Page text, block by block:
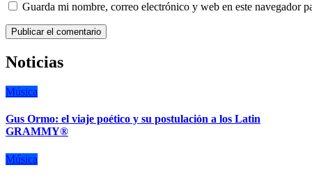
Guarda mi nombre, correo electrónico y web en este navegador
Noticias
Música
Gus Ormo: el viaje poético y su postulación a los Latin
GRAMMY®
Música